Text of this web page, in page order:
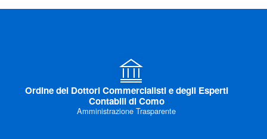
Ordine dei Dottori Commercialisti e degli Esperti
Contabili di Como
Amministrazione Trasparente